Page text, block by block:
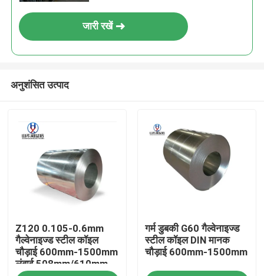
जारी रखें
अनुशंसित उत्पाद
Z120 0.105-0.6mm
गैल्वेनाइज्ड स्टील कॉइल
चौड़ाई 600mm-1500mm
लंबाई 508mm/610mm
गर्म डुबकी G60 गैल्वेनाइज्ड
स्टील कॉइल DIN मानक
चौड़ाई 600mm-1500mm